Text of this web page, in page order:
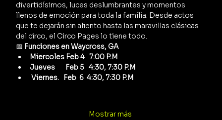
divertidísimos, luces deslumbrantes y momentos
llenos de emoción para toda la familia. Desde actos
que te dejarán sin aliento hasta las maravillas clásicas
del circo, el Circo Pages lo tiene todo.
📅 Funciones en Waycross, GA
Miercoles Feb 4   7:00 P.M
Jueves       Feb 5   4:30, 7:30 P.M
Viernes.   Feb  6  4:30, 7:30 P.M
Mostrar más